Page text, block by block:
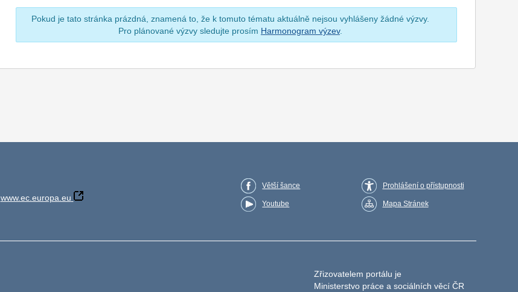
Pokud je tato stránka prázdná, znamená to, že k tomuto tématu aktuálně nejsou vyhlášeny žádné výzvy.
Pro plánované výzvy sledujte prosím Harmonogram výzev.
www.ec.europa.eu
Větší šance
Youtube
Prohlášení o přístupnosti
Mapa Stránek
Zřizovatelem portálu je
Ministerstvo práce a sociálních věcí ČR